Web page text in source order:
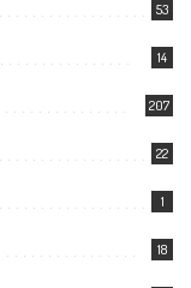
53
14
207
22
1
18